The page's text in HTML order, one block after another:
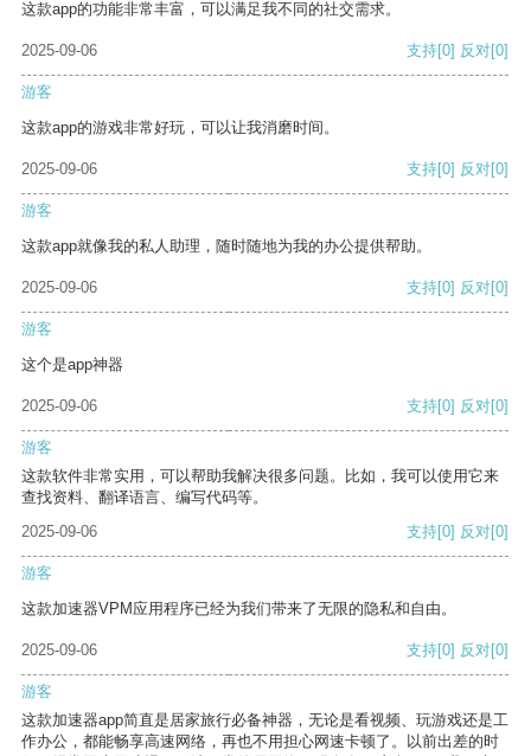
这款app的功能非常丰富，可以满足我不同的社交需求。
2025-09-06 支持[0] 反对[0]
游客
这款app的游戏非常好玩，可以让我消磨时间。
2025-09-06 支持[0] 反对[0]
游客
这款app就像我的私人助理，随时随地为我的办公提供帮助。
2025-09-06 支持[0] 反对[0]
游客
这个是app神器
2025-09-06 支持[0] 反对[0]
游客
这款软件非常实用，可以帮助我解决很多问题。比如，我可以使用它来
查找资料、翻译语言、编写代码等。
2025-09-06
支持[0] 反对[0]
游客
这款加速器VPM应用程序已经为我们带来了无限的隐私和自由。
2025-09-06 支持[0] 反对[0]
游客
这款加速器app简直是居家旅行必备神器，无论是看视频、玩游戏还是工
作办公，都能畅享高速网络，再也不用担心网速卡顿了。以前出差的时